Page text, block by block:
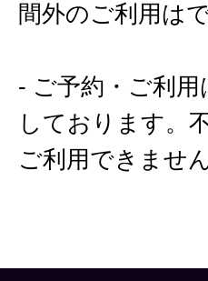
間外のご利用は
- ご予約・ご利
しております。
ご利用できません